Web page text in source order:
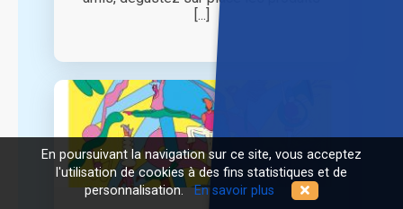
[...]
En poursuivant la navigation sur ce site, vous acceptez
l'utilisation de cookies à des fins statistiques et de
personnalisation.En savoir plus